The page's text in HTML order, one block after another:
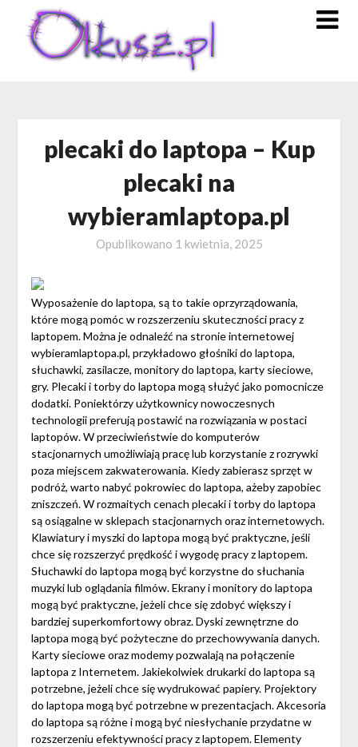
content
plecaki do laptopa – Kup
plecaki na
wybieramlaptopa.pl
Opublikowano 1 kwietnia, 2025
Wyposażenie do laptopa, są to takie oprzyrządowania,
które mogą pomóc w rozszerzeniu skuteczności pracy z
laptopem. Można je odnaleźć na stronie internetowej
wybieramlaptopa.pl, przykładowo głośniki do laptopa,
słuchawki, zasilacze, monitory do laptopa, karty sieciowe,
gry. Plecaki i torby do laptopa mogą służyć jako pomocnicze
dodatki. Poniektórzy użytkownicy nowoczesnych
technologii preferują postawić na rozwiązania w postaci
laptopów. W przeciwieństwie do komputerów
stacjonarnych umożliwiają pracę lub korzystanie z rozrywki
poza miejscem zakwaterowania. Kiedy zabierasz sprzęt w
podróż, warto nabyć pokrowiec do laptopa, ażeby zapobiec
zniszczeń. W rozmaitych cenach plecaki i torby do laptopa
są osiągalne w sklepach stacjonarnych oraz internetowych.
Klawiatury i myszki do laptopa mogą być praktyczne, jeśli
chce się rozszerzyć prędkość i wygodę pracy z laptopem.
Słuchawki do laptopa mogą być korzystne do słuchania
muzyki lub oglądania filmów. Ekrany i monitory do laptopa
mogą być praktyczne, jeżeli chce się zdobyć większy i
bardziej superkomfortowy obraz. Dyski zewnętrzne do
laptopa mogą być pożyteczne do przechowywania danych.
Karty sieciowe oraz modemy pozwalają na połączenie
laptopa z Internetem. Jakiekolwiek drukarki do laptopa są
potrzebne, jeżeli chce się wydrukować papiery. Projektory
do laptopa mogą być potrzebne w prezentacjach. Akcesoria
do laptopa są różne i mogą być niesłychanie przydatne w
rozszerzeniu efektywności pracy z laptopem. Elementy